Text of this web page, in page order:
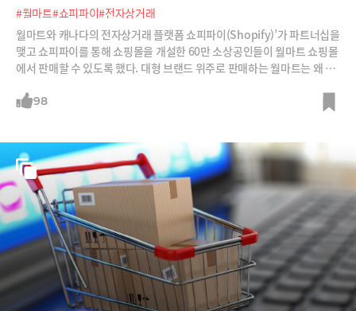
#월마트#쇼피파이#전자상거래
월마트와 캐나다의 전자상거래 플랫폼 쇼피파이(Shopify)’가 파트너십을
맺고 쇼피파이를 통해 쇼핑몰을 개설한 60만 소상공인들이 월마트 쇼핑몰
에서 판매할 수 있도록 했다. 대형 브랜드 위주로 판매하는 월마트는 왜 중
98